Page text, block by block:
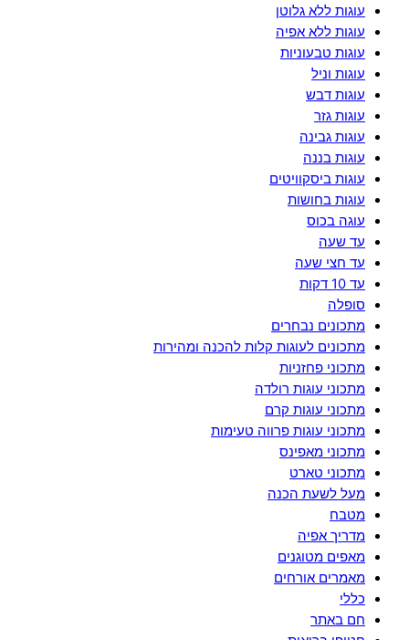
עוגות ללא גלוטן
עוגות ללא אפיה
עוגות טבעוניות
עוגות וניל
עוגות דבש
עוגות גזר
עוגות גבינה
עוגות בננה
עוגות ביסקוויטים
עוגות בחושות
עוגה בכוס
עד שעה
עד חצי שעה
עד 10 דקות
סופלה
מתכונים נבחרים
מתכונים לעוגות קלות להכנה ומהירות
מתכוני פחזניות
מתכוני עוגות רולדה
מתכוני עוגות קרם
מתכוני עוגות פרווה טעימות
מתכוני מאפינס
מתכוני טארט
מעל לשעת הכנה
מטבח
מדריך אפיה
מאפים מטוגנים
מאמרים אורחים
כללי
חם באתר